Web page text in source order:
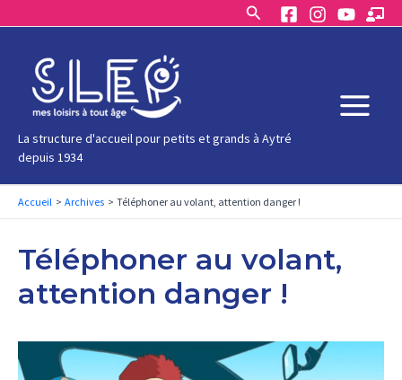
contenu
Rechercher
La structure d'accueil pour petits et grands à Aytré
depuis 1934
Main
Accueil Archives Téléphoner au volant, attention danger !
Téléphoner au volant,
attention danger !